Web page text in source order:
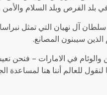
الفرص وبلد السلام والأمن
آل نهيان التي تمثل
سيبنون المصانع.
والوئام في الامارات – فنحن
للعالم أننا هنا لمساعدة